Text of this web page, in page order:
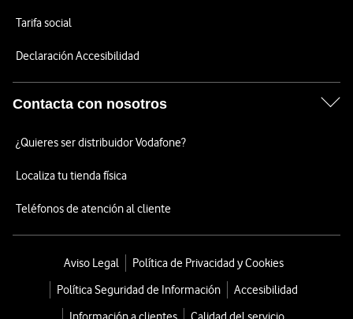
Tarifa social
Declaración Accesibilidad
Contacta con nosotros
¿Quieres ser distribuidor Vodafone?
Localiza tu tienda física
Teléfonos de atención al cliente
Aviso Legal
Política de Privacidad y Cookies
Política Seguridad de Información
Accesibilidad